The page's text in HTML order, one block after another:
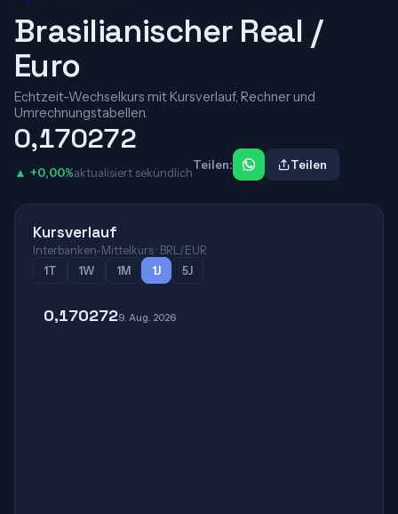
Brasilianischer Real /
Euro
Echtzeit-Wechselkurs mit Kursverlauf, Rechner und
Umrechnungstabellen.
0,170272
▲ +0,00%aktualisiert sekündlich
Teilen: Teilen
Kursverlauf
Interbanken-Mittelkurs · BRL/EUR
1T
1W 1M 1J 5J
0,1702729. Aug. 2026